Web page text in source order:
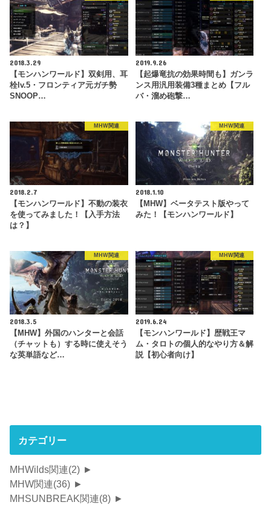
2018.3.29
【モンハンワールド】双剣用、耳
栓lv.5・フロンティア元ガチ勢
SNOOP…
2019.9.26
【起爆竜抗の効果時間も】ガンラ
ンス用汎用装備3種まとめ【フル
バ・溜め砲撃…
MHW関連
2018.2.7
【モンハンワールド】不動の装衣
を使ってみました！【入手方法
は？】
MHW関連
2018.1.10
【MHW】ベータテスト版やって
みた！【モンハンワールド】
MHW関連
2018.3.5
【MHW】外国のハンターと会話
（チャットも）する時に使えそう
な英単語など…
MHW関連
2019.6.24
【モンハンワールド】歴戦王マ
ム・タロトの個人的なやり方＆解
説【初心者向け】
カテゴリー
MHWilds関連(2) ►
MHW関連(36) ►
MHSUNBREAK関連(8) ►